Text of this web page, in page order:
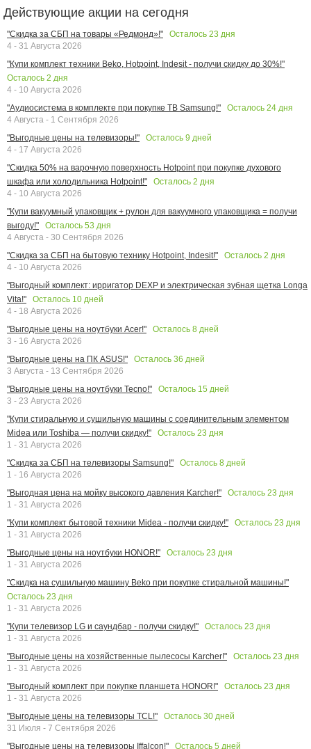
Действующие акции на сегодня
"Скидка за СБП на товары «Редмонд»!" Осталось 23 дня
4 - 31 Августа 2026
"Купи комплект техники Beko, Hotpoint, Indesit - получи скидку до 30%!"
Осталось 2 дня
4 - 10 Августа 2026
"Аудиосистема в комплекте при покупке ТВ Samsung!"
Осталось 24 дня
4 Августа - 1 Сентября 2026
"Выгодные цены на телевизоры!"
Осталось 9 дней
4 - 17 Августа 2026
"Скидка 50% на варочную поверхность Hotpoint при покупке духового
шкафа или холодильника Hotpoint!"
Осталось 2 дня
4 - 10 Августа 2026
"Купи вакуумный упаковщик + рулон для вакуумного упаковщика = получи
выгоду!"
Осталось 53 дня
4 Августа - 30 Сентября 2026
"Скидка за СБП на бытовую технику Hotpoint, Indesit!"
Осталось 2 дня
4 - 10 Августа 2026
"Выгодный комплект: ирригатор DEXP и электрическая зубная щетка Longa
Vita!"
Осталось 10 дней
4 - 18 Августа 2026
"Выгодные цены на ноутбуки Acer!"
Осталось 8 дней
3 - 16 Августа 2026
"Выгодные цены на ПК ASUS!"
Осталось 36 дней
3 Августа - 13 Сентября 2026
"Выгодные цены на ноутбуки Tecno!"
Осталось 15 дней
3 - 23 Августа 2026
"Купи стиральную и сушильную машины с соединительным элементом
Midea или Toshiba — получи скидку!"
Осталось 23 дня
1 - 31 Августа 2026
"Скидка за СБП на телевизоры Samsung!"
Осталось 8 дней
1 - 16 Августа 2026
"Выгодная цена на мойку высокого давления Karcher!"
Осталось 23 дня
1 - 31 Августа 2026
"Купи комплект бытовой техники Midea - получи скидку!"
Осталось 23 дня
1 - 31 Августа 2026
"Выгодные цены на ноутбуки HONOR!"
Осталось 23 дня
1 - 31 Августа 2026
"Скидка на сушильную машину Beko при покупке стиральной машины!"
Осталось 23 дня
1 - 31 Августа 2026
"Купи телевизор LG и саундбар - получи скидку!"
Осталось 23 дня
1 - 31 Августа 2026
"Выгодные цены на хозяйственные пылесосы Karcher!"
Осталось 23 дня
1 - 31 Августа 2026
"Выгодный комплект при покупке планшета HONOR!"
Осталось 23 дня
1 - 31 Августа 2026
"Выгодные цены на телевизоры TCL!"
Осталось 30 дней
31 Июля - 7 Сентября 2026
"Выгодные цены на телевизоры Iffalcon!"
Осталось 5 дней